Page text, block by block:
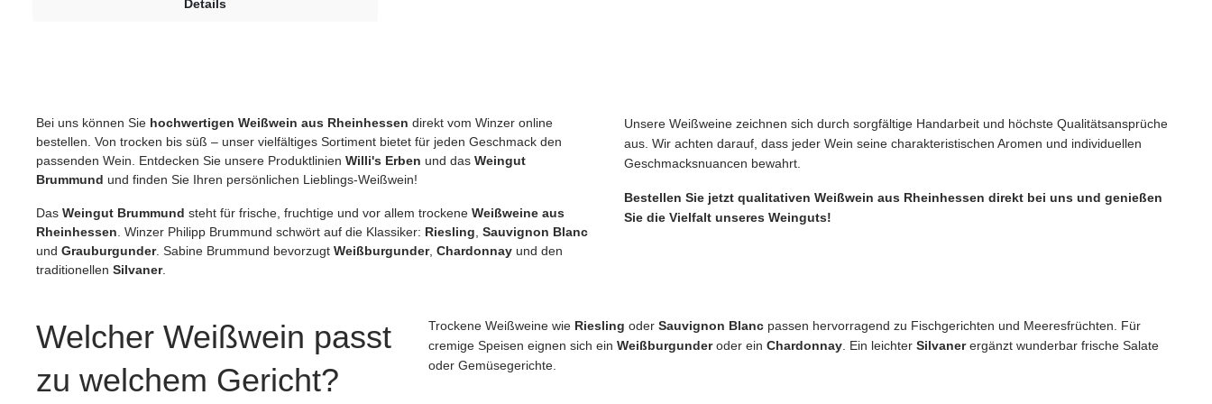
Details
Bei uns können Sie hochwertigen Weißwein aus Rheinhessen direkt vom Winzer online
bestellen. Von trocken bis süß – unser vielfältiges Sortiment bietet für jeden Geschmack den
passenden Wein. Entdecken Sie unsere Produktlinien Willi's Erben und das Weingut
Brummund und finden Sie Ihren persönlichen Lieblings-Weißwein!
Das Weingut Brummund steht für frische, fruchtige und vor allem trockene Weißweine aus
Rheinhessen . Winzer Philipp Brummund schwört auf die Klassiker: Riesling Sauvignon Blanc
und Grauburgunder. Sabine Brummund bevorzugt Weißburgunder, Chardonnay und den
traditionellen Silvaner.
Unsere Weißweine zeichnen sich durch sorgfältige Handarbeit und höchste Qualitätsansprüche
aus. Wir achten darauf, dass jeder Wein seine charakteristischen Aromen und individuellen
Geschmacksnuancen bewahrt.
Bestellen Sie jetzt qualitativen Weißwein aus Rheinhessen direkt bei uns und genießen
Sie die Vielfalt unseres Weinguts!
Welcher Weißwein passt
zu welchem Gericht?
Trockene Weißweine wie Riesling oder Sauvignon Blancpassen hervorragend zu Fischgerichten und Meeresfrüchten. Für
cremige Speisen eignen sich ein Weißburgunderoder ein Chardonnay. Ein leichter Silvanerergänzt wunderbar frische Salate
oder Gemüsegerichte.